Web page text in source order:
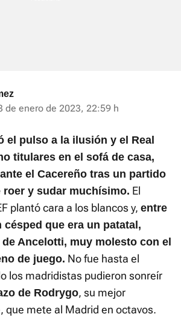
de enero de 2023, 22:59 h
el pulso a la ilusión y el Real
titulares en el sofá de casa,
el Cacereño tras un partido
y sudar muchísimo. El
plantó cara a los blancos y, entre
que era un patatal,
Ancelotti, muy molesto con el
de juego. No fue hasta el
los madridistas pudieron sonreír
de Rodrygo, su mejor
que mete al Madrid en octavos.